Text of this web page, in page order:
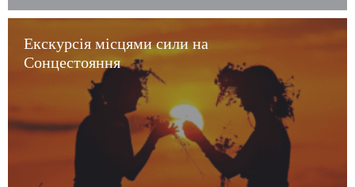
Екскурсія місцями сили на
Сонцестояння